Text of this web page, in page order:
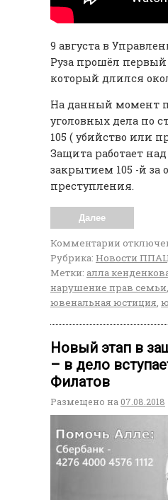
9 августа в
Руза прошёл
который длился
На данный момент
уголовных дела по
105 ( убийство или
Защита работает
закрытием 105 -й за
преступления.
Далее
Комментарии
Рубрика: Новости
Метки: алла
нарушение прав семьи
ювенальная юстиция
Новый этап в
– в дело
Филатов
Размещено на 07.08.2018